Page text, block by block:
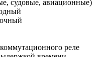
судовые, авиационные)
реле